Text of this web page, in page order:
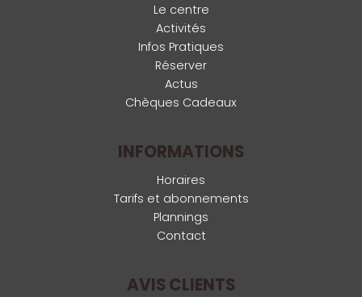
Le centre
Activités
Infos Pratiques
Réserver
Actus
Chèques Cadeaux
INFORMATIONS
Horaires
Tarifs et abonnements
Plannings
Contact
AVIS CLIENTS